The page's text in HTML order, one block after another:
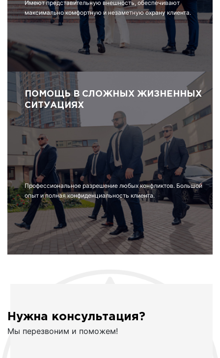
Имеют представительную внешность, обеспечивают
максимально комфортную и незаметную охрану клиента.
ПОМОЩЬ В СЛОЖНЫХ ЖИЗНЕННЫХ
СИТУАЦИЯХ
Профессиональное разрешение любых конфликтов. Большой
опыт и полная конфиденциальность клиента.
Нужна консультация?
Мы перезвоним и поможем!